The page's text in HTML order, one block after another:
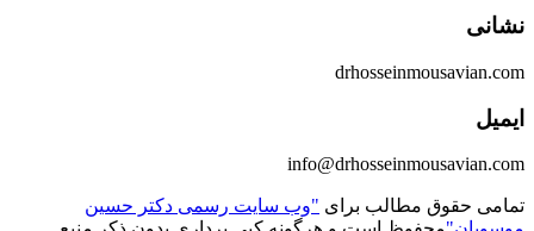
نشانی
drhosseinmousavian.com
ایمیل
info@drhosseinmousavian.com
تمامی حقوق مطالب برای "وب سایت رسمی دکتر حسین